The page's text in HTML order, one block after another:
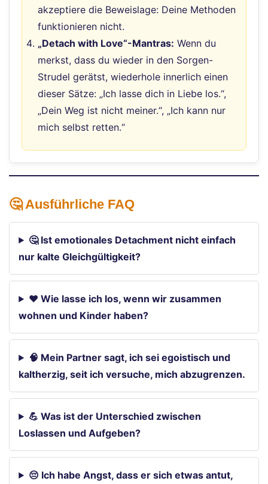
akzeptiere die Beweislage: Deine Methoden
funktionieren nicht.
„Detach with Love“-Mantras: Wenn du
merkst, dass du wieder in den Sorgen-
Strudel gerätst, wiederhole innerlich einen
dieser Sätze: „Ich lasse dich in Liebe los.“,
„Dein Weg ist nicht meiner.“, „Ich kann nur
mich selbst retten.“
🤔 Ausführliche FAQ
🤔 Ist emotionales Detachment nicht einfach
nur kalte Gleichgültigkeit?
❤️ Wie lasse ich los, wenn wir zusammen
wohnen und Kinder haben?
🧠 Mein Partner sagt, ich sei egoistisch und
kaltherzig, seit ich versuche, mich abzugrenzen.
💪 Was ist der Unterschied zwischen
Loslassen und Aufgeben?
😔 Ich habe Angst, dass er sich etwas antut,